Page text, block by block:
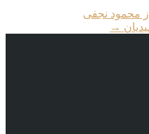
محمود نجفی
→